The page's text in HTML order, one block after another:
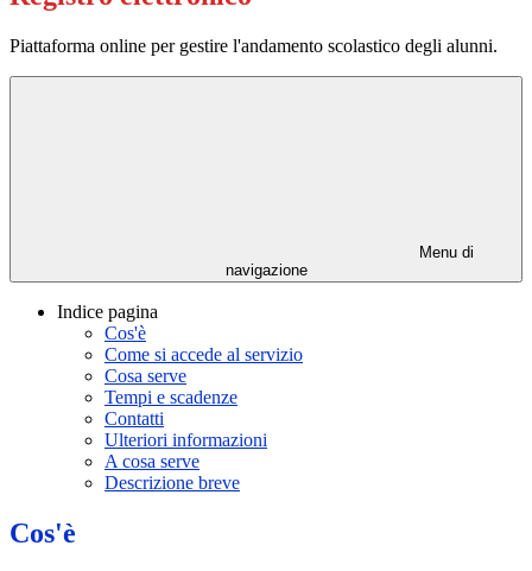
Piattaforma online per gestire l'andamento scolastico degli alunni.
Menu di
navigazione
Indice pagina
Cos'è
Come si accede al servizio
Cosa serve
Tempi e scadenze
Contatti
Ulteriori informazioni
A cosa serve
Descrizione breve
Cos'è